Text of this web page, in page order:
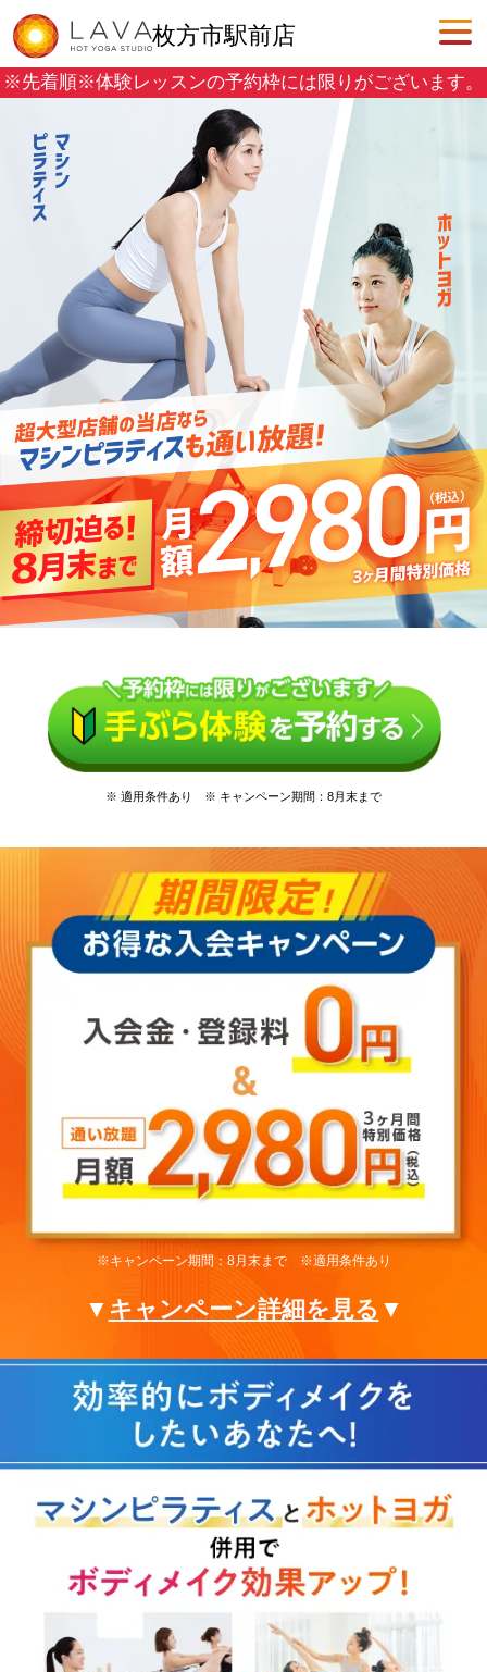
枚方市駅前店
※先着順※体験レッスンの予約枠には限りがございます。
※ 適用条件あり ※ キャンペーン期間：8月末まで
※キャンペーン期間：8月末まで ※適用条件あり
▼ キャンペーン詳細を見る ▼